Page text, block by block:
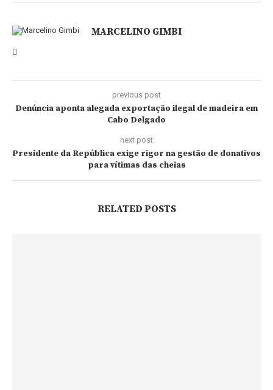
MARCELINO GIMBI
previous post
Denúncia aponta alegada exportação ilegal de madeira em
Cabo Delgado
next post
Presidente da República exige rigor na gestão de donativos
para vítimas das cheias
RELATED POSTS